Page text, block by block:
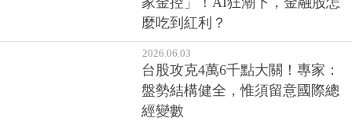
台股資產王不是台積電而是「這
家金控」！AI狂潮下，金融股怎
麼吃到紅利？
2026.06.03
台股攻克4萬6千點大關！專家：
盤勢結構健全，惟須留意國際總